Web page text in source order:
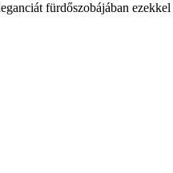
fürdőszobájában